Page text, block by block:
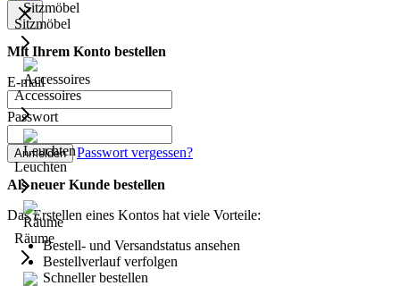
Sitzmöbel
Accessoires
Leuchten
Räume
Mit Ihrem Konto bestellen
E-mail
Passwort
Anmelden Passwort vergessen?
Als neuer Kunde bestellen
Das Erstellen eines Kontos hat viele Vorteile:
Bestell- und Versandstatus ansehen
Bestellverlauf verfolgen
Schneller bestellen